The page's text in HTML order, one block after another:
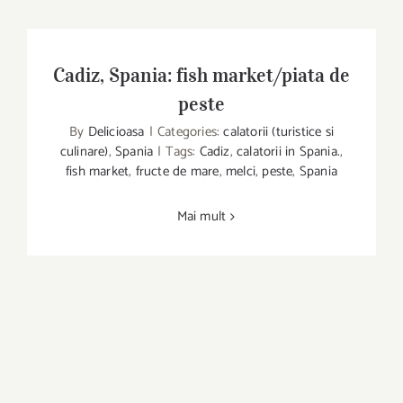
Cadiz, Spania: fish market/piata de peste
Cadiz, Spania: fish market/piata de
peste
By Delicioasa | Categories:calatorii (turistice si
culinare), Spania | Tags: Cadiz,calatorii in Spania.,
fish market, fructe de mare, melci, peste, Spania
Mai mult